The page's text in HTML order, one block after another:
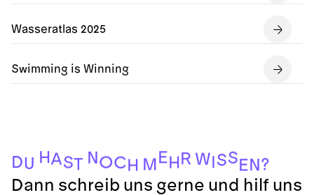
Wasseratlas 2025
Swimming is Winning
DU HAST NOCH M E H R WISSE N ?
Dann schreib uns gerne und hilf uns